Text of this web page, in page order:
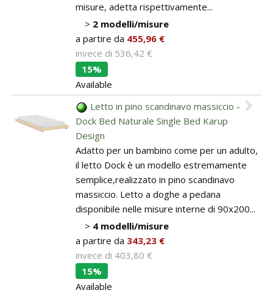
misure, adetta rispettivamente...
> 2 modelli/misure
a partire da 455,96 €
invece di 536,42 €
15%
Available
Letto in pino scandinavo massiccio -
Dock Bed Naturale Single Bed Karup
Design
Adatto per un bambino come per un adulto,
il letto Dock è un modello estremamente
semplice,realizzato in pino scandinavo
massiccio. Letto a doghe a pedana
disponibile nelle misure interne di 90x200...
> 4 modelli/misure
a partire da 343,23 €
invece di 403,80 €
15%
Available
Scuole / Operatori Shiatsu
App Shiatsu e agopuntura
Outlet